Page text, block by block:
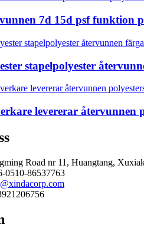
7d 15d psf funktion
stapelpolyester
levererar återvunnen
Road nr 11, Huangtang,
0510-86537763